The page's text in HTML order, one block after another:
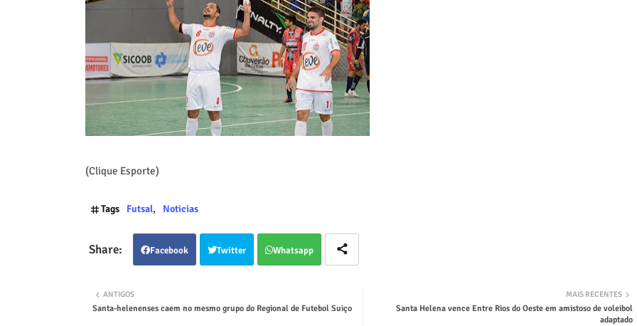
(Clique Esporte)
Tags Futsal Noticias
Facebook Twitter Whatsapp
MAIS RECENTES
Santa Helena vence Entre Rios do Oeste em amistoso de voleibol
adaptado
ANTIGOS
Santa-helenenses caem no mesmo grupo do Regional de Futebol Suiço